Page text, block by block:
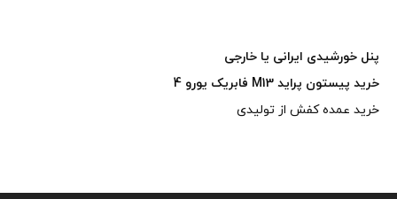
پنل خورشیدی ایرانی یا خارجی
خرید پیستون پراید M13 فابریک یورو 4
خرید عمده کفش از تولیدی